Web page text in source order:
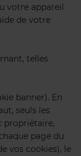
votre appareil
de votre
telles
banner). En
seuls les
propriétaire,
page du
vos cookies), le